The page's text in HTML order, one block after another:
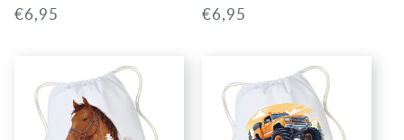
Normale
€6,95
Normale
€6,95